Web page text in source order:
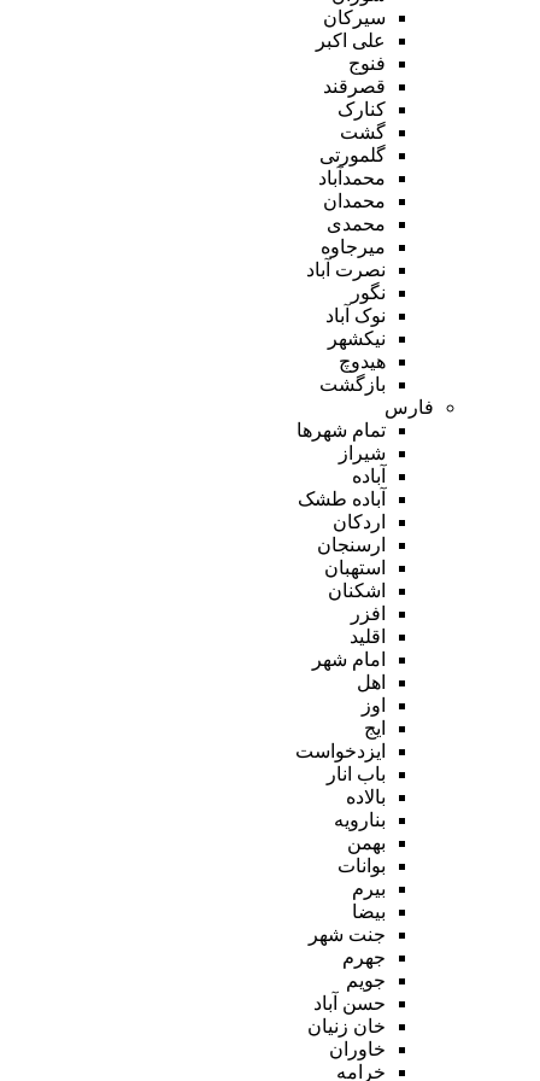
سیرکان
علی اکبر
فنوج
قصرقند
کنارک
گشت
گلمورتی
محمدآباد
محمدان
محمدی
میرجاوه
نصرت آباد
نگور
نوک آباد
نیکشهر
هیدوچ
بازگشت
فارس
تمام شهر‌ها
شیراز
آباده
آباده طشک
اردکان
ارسنجان
استهبان
اشکنان
افزر
اقلید
امام شهر
اهل
اوز
ایج
ایزدخواست
باب انار
بالاده
بنارویه
بهمن
بوانات
بیرم
بیضا
جنت شهر
جهرم
جویم
حسن آباد
خان زنیان
خاوران
خرامه